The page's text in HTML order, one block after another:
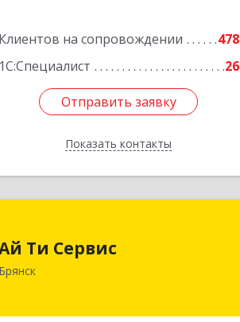
Клиентов на сопровождении
478
1С:Специалист
26
Отправить заявку
Показать контакты
Отправить заявку
Назад
Ти Сервис
Брянск
241035, Брянская обл, Брянск г,
Брянской Пролетарской Дивизии ул,